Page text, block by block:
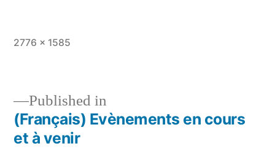
Full
2776 × 1585
Post
Published in
(Français) Evènements en cours
et à venir